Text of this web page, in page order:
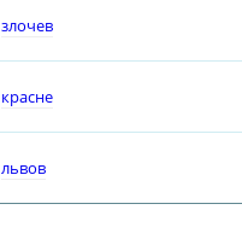
злочев
красне
львов